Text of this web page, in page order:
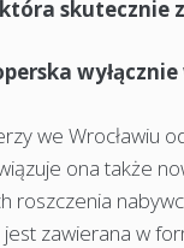
skutecznie
we Wrocławiu
ona także
roszczenia
zawierana w